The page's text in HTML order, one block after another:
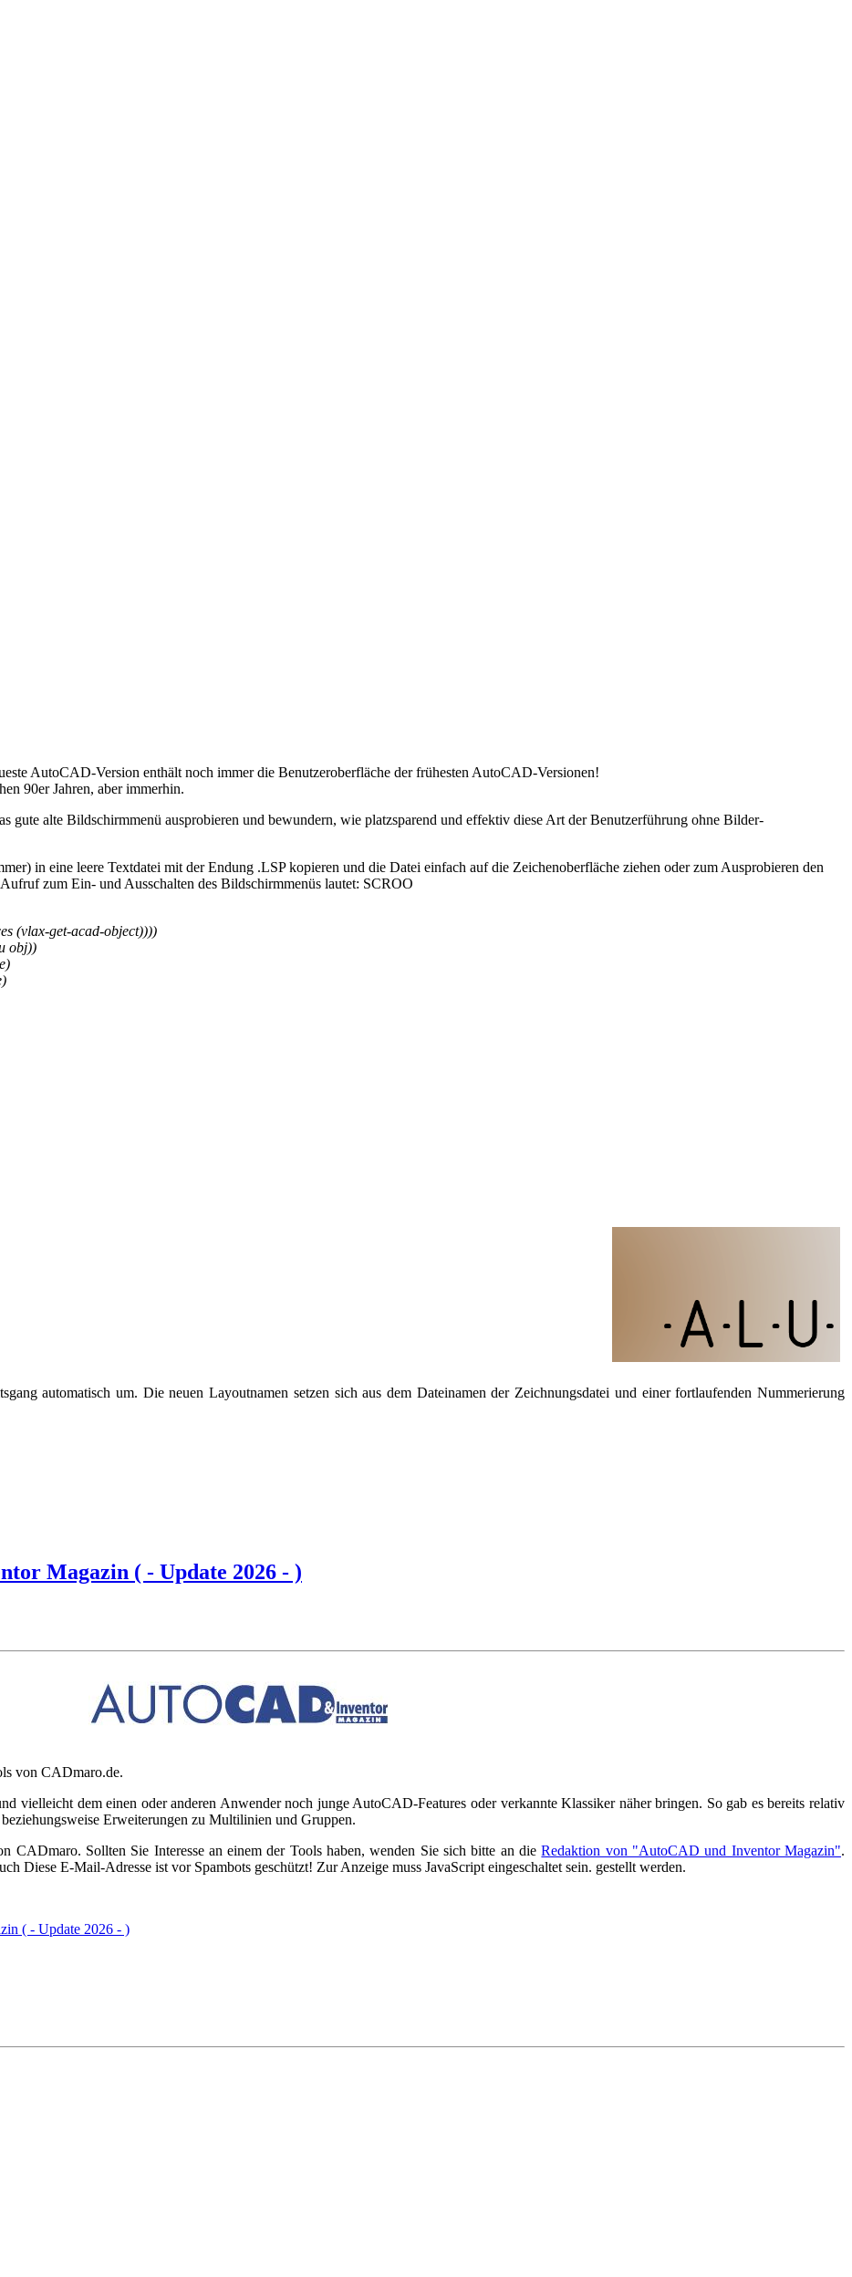
AutoCAD-Version enthält noch immer die Benutzeroberfläche der frühesten AutoCAD-Versionen!
90er Jahren, aber immerhin.
gute alte Bildschirmmenü ausprobieren und bewundern, wie platzsparend und effektiv diese Art der Benutzerführung ohne Bilder-
in eine leere Textdatei mit der Endung .LSP kopieren und die Datei einfach auf die Zeichenoberfläche ziehen oder zum Ausprobieren den
zum Ein- und Ausschalten des Bildschirmmenüs lautet: SCROO
(vlax-get-acad-object))))
obj))
automatisch um. Die neuen Layoutnamen setzen sich aus dem Dateinamen der Zeichnungsdatei und einer fortlaufenden Nummerierung
Magazin ( - Update 2026 - )
von CADmaro.de.
vielleicht dem einen oder anderen Anwender noch junge AutoCAD-Features oder verkannte Klassiker näher bringen. So gab es bereits relativ
Erweiterungen zu Multilinien und Gruppen.
CADmaro. Sollten Sie Interesse an einem der Tools haben, wenden Sie sich bitte an dieRedaktion von "AutoCAD und Inventor Magazin".
Diese E-Mail-Adresse ist vor Spambots geschützt! Zur Anzeige muss JavaScript eingeschaltet sein. gestellt werden.
( - Update 2026 - )